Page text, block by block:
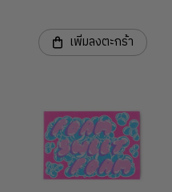
เพิ่มลงตะกร้า